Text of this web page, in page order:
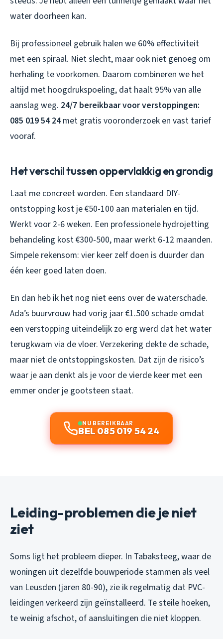
water doorheen kan.
Bij professioneel gebruik halen we 60% effectiviteit
met een spiraal. Niet slecht, maar ook niet genoeg om
herhaling te voorkomen. Daarom combineren we het
altijd met hoogdrukspoeling, dat haalt 95% van alle
aanslag weg. 24/7 bereikbaar voor verstoppingen:
085 019 54 24met gratis vooronderzoek en vast tarief
vooraf.
Het verschil tussen oppervlakkig en grondig
Laat me concreet worden. Een standaard DIY-
ontstopping kost je €50-100 aan materialen en tijd.
Werkt voor 2-6 weken. Een professionele hydrojetting
behandeling kost €300-500, maar werkt 6-12 maanden.
Simpele rekensom: vier keer zelf doen is duurder dan
één keer goed laten doen.
En dan heb ik het nog niet eens over de waterschade.
Ada’s buurvrouw had vorig jaar €1.500 schade omdat
een verstopping uiteindelijk zo erg werd dat het water
terugkwam via de vloer. Verzekering dekte de schade,
maar niet de ontstoppingskosten. Dat zijn de risico’s
waar je aan denkt als je voor de vierde keer met een
emmer onder je gootsteen staat.
NU BEREIKBAAR
BEL 085 019 54 24
Leiding-problemen die je niet
ziet
Soms ligt het probleem dieper. In Tabaksteeg, waar de
woningen uit dezelfde bouwperiode stammen als veel
van Leusden (jaren 80-90), zie ik regelmatig dat PVC-
leidingen verkeerd zijn geïnstalleerd. Te steile hoeken,
te weinig afschot, of aansluitingen die niet kloppen.